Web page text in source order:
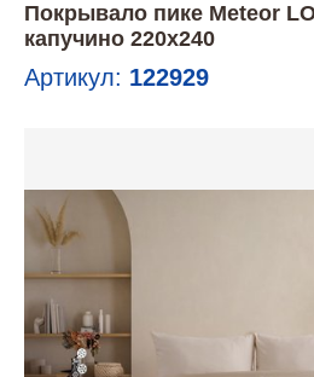
Покрывало пике Meteor
капучино 220х240
Артикул: 122929